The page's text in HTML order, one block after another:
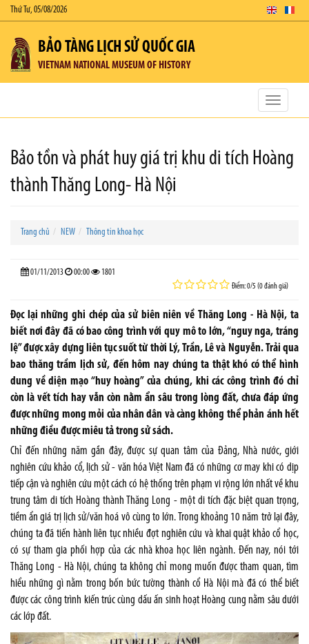
Thứ Tư, 05/08/2026
BẢO TÀNG LỊCH SỬ QUỐC GIA
VIETNAM NATIONAL MUSEUM OF HISTORY
Toggle
Bảo tồn và phát huy giá trị khu di tích Hoàng
thành Thăng Long- Hà Nội
Trang chủ NEW Thông tin khoa học
01/11/2013 00:00 1801
Điểm: 0/5 (0 đánh giá)
Đọc lại những ghi chép của sử biên niên về Thăng Long - Hà Nội, ta
biết nơi đây đã có bao công trình với quy mô to lớn, “nguy nga, tráng
lệ” được xây dựng liên tục suốt từ thời Lý, Trần, Lê và Nguyễn. Trải qua
bao thăng trầm lịch sử, đến hôm nay chúng ta thật khó có thể hình
dung về diện mạo “huy hoàng” của chúng, khi các công trình đó chỉ
còn là vết tích hay vẫn còn nằm ẩn sâu trong lòng đất, chưa đáp ứng
được những mong mỏi của nhân dân và càng không thể phản ánh hết
những điều được miêu tả trong sử sách.
Chỉ đến những năm gần đây, được sự quan tâm của Đảng, Nhà nước, giới
nghiên cứu khảo cổ, lịch sử - văn hóa Việt Nam đã có những cơ may khi có dịp
tiếp cận và nghiên cứu một cách có hệ thống trên phạm vi rộng lớn nhất về khu
trung tâm di tích Hoàng thành Thăng Long - một di tích đặc biệt quan trọng,
tiềm ẩn giá trị lịch sử/văn hoá vô cùng to lớn. Trong khoảng 10 năm trở lại đây,
chúng ta đã tiến hành liên tục nhiều đợt nghiên cứu và khai quật khảo cổ học,
có sự tham gia phối hợp của các nhà khoa học liên ngành. Đến nay, nói tới
Thăng Long - Hà Nội, chúng ta không chỉ mong muốn được tham quan, tìm
hiểu những gì nằm trong bốn bức tường thành cổ Hà Nội mà đã có thể biết
được các công trình kiến trúc cùng dấu ấn sinh hoạt Hoàng cung nằm sâu dưới
các lớp đất.